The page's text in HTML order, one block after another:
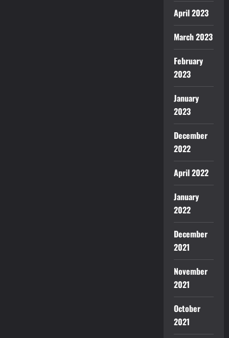
April 2023
March 2023
February
2023
January
2023
December
2022
April 2022
January
2022
December
2021
November
2021
October
2021